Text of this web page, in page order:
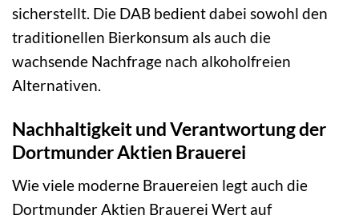
sicherstellt. Die DAB bedient dabei sowohl den
traditionellen Bierkonsum als auch die
wachsende Nachfrage nach alkoholfreien
Alternativen.
Nachhaltigkeit und Verantwortung der
Dortmunder Aktien Brauerei
Wie viele moderne Brauereien legt auch die
Dortmunder Aktien Brauerei Wert auf